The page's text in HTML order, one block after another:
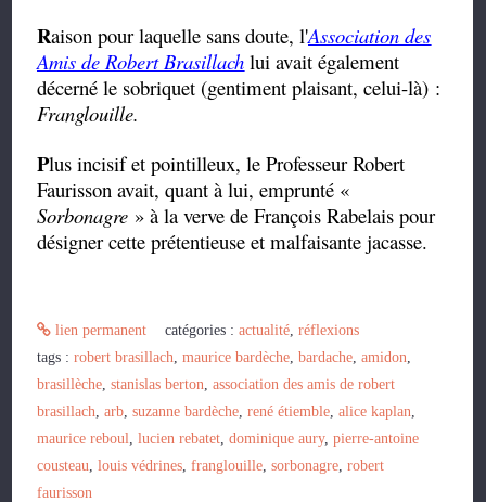
Raison pour laquelle sans doute, l'Association des
Amis de Robert Brasillach lui avait également
décerné le sobriquet (gentiment plaisant, celui-là) :
Franglouille.
Plus incisif et pointilleux, le Professeur Robert
Faurisson avait, quant à lui, emprunté «
Sorbonagre » à la verve de François Rabelais pour
désigner cette prétentieuse et malfaisante jacasse.
lien permanent catégories :actualité,réflexions
tags :robert brasillach,maurice bardèche,bardache,amidon,
brasillèche,stanislas berton,association des amis de robert
brasillach,arb,suzanne bardèche,rené étiemble,alice kaplan,
maurice reboul,lucien rebatet,dominique aury,pierre-antoine
cousteau,louis védrines,franglouille,sorbonagre,robert
faurisson